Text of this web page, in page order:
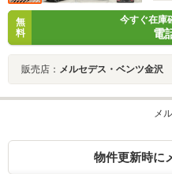
無
料
今すぐ在庫
電
販売店： メルセデス・ベンツ金沢
メ
物件更新時に